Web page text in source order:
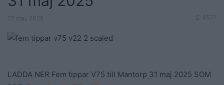
27 maj, 2025 4527
LADDA NER Fem tippar V75 till Mantorp 31 maj 2025 SOM